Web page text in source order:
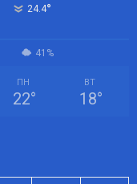
24.4°
41%
ПН
22°
ВТ
18°